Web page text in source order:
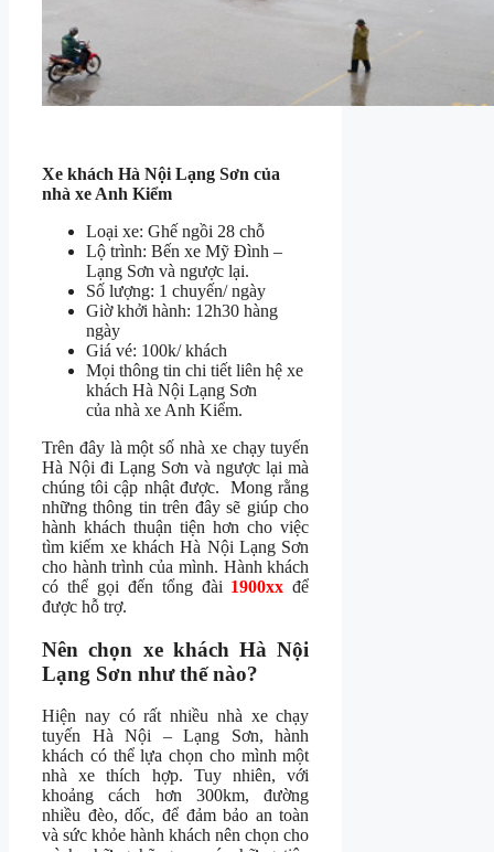
Xe khách Hà Nội Lạng Sơn của
nhà xe Anh Kiểm
Loại xe: Ghế ngồi 28 chỗ
Lộ trình: Bến xe Mỹ Đình –
Lạng Sơn và ngược lại.
Số lượng: 1 chuyến/ ngày
Giờ khởi hành: 12h30 hàng
ngày
Giá vé: 100k/ khách
Mọi thông tin chi tiết liên hệ xe
khách Hà Nội Lạng Sơn
của nhà xe Anh Kiểm.
Trên đây là một số nhà xe chạy tuyến
Hà Nội đi Lạng Sơn và ngược lại mà
chúng tôi cập nhật được. Mong rằng
những thông tin trên đây sẽ giúp cho
hành khách thuận tiện hơn cho việc
tìm kiếm xe khách Hà Nội Lạng Sơn
cho hành trình của mình. Hành khách
có thể gọi đến tổng đài 1900xx để
được hỗ trợ.
Nên chọn xe khách Hà Nội
Lạng Sơn như thế nào?
Hiện nay có rất nhiều nhà xe chạy
tuyến Hà Nội – Lạng Sơn, hành
khách có thể lựa chọn cho mình một
nhà xe thích hợp. Tuy nhiên, với
khoảng cách hơn 300km, đường
nhiều đèo, dốc, để đảm bảo an toàn
và sức khỏe hành khách nên chọn cho